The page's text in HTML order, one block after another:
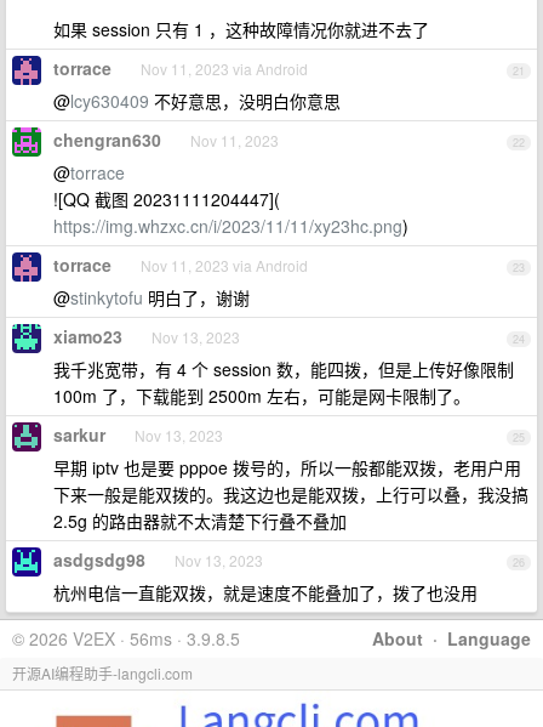
如果 session 只有 1 ，这种故障情况你就进不去了
21
torrace Nov 11, 2023 via Android
@lcy630409 不好意思，没明白你意思
22
chengran630 Nov 11, 2023
@torrace
![QQ 截图 20231111204447](
https://img.whzxc.cn/i/2023/11/11/xy23hc.png)
23
torrace Nov 11, 2023 via Android
@stinkytofu 明白了，谢谢
24
xiamo23 Nov 13, 2023
我千兆宽带，有 4 个 session 数，能四拨，但是上传好像限制
100m 了，下载能到 2500m 左右，可能是网卡限制了。
25
sarkur Nov 13, 2023
早期 iptv 也是要 pppoe 拨号的，所以一般都能双拨，老用户用
下来一般是能双拨的。我这边也是能双拨，上行可以叠，我没搞
2.5g 的路由器就不太清楚下行叠不叠加
26
asdgsdg98 Nov 13, 2023
杭州电信一直能双拨，就是速度不能叠加了，拨了也没用
About · Language
© 2026 V2EX · 56ms · 3.9.8.5
开源AI编程助手-langcli.com